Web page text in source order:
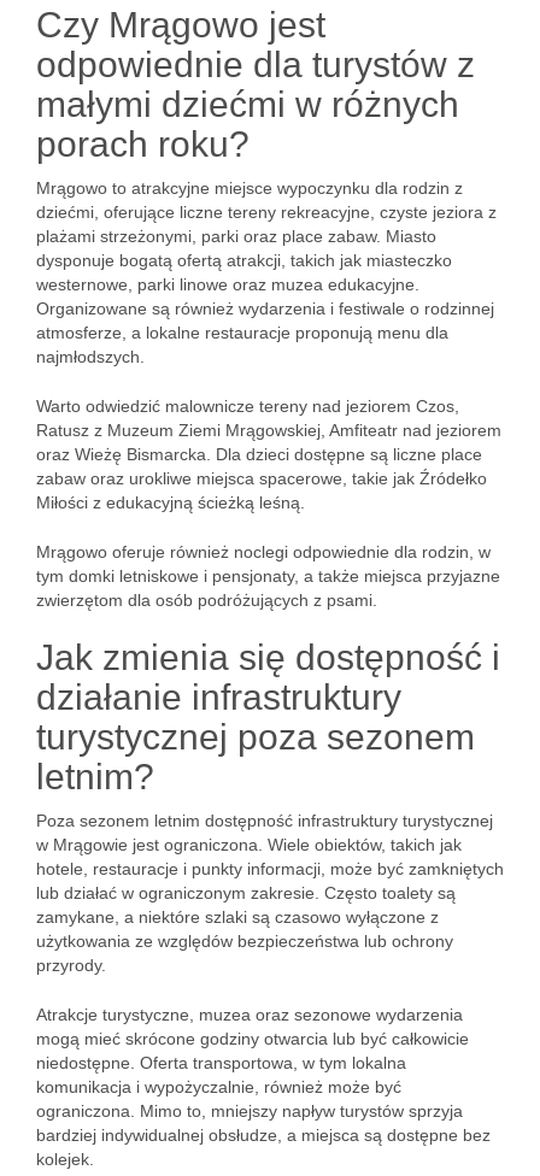
Czy Mrągowo jest
odpowiednie dla turystów z
małymi dziećmi w różnych
porach roku?
Mrągowo to atrakcyjne miejsce wypoczynku dla rodzin z
dziećmi, oferujące liczne tereny rekreacyjne, czyste jeziora z
plażami strzeżonymi, parki oraz place zabaw. Miasto
dysponuje bogatą ofertą atrakcji, takich jak miasteczko
westernowe, parki linowe oraz muzea edukacyjne.
Organizowane są również wydarzenia i festiwale o rodzinnej
atmosferze, a lokalne restauracje proponują menu dla
najmłodszych.
Warto odwiedzić malownicze tereny nad jeziorem Czos,
Ratusz z Muzeum Ziemi Mrągowskiej, Amfiteatr nad jeziorem
oraz Wieżę Bismarcka. Dla dzieci dostępne są liczne place
zabaw oraz urokliwe miejsca spacerowe, takie jak Źródełko
Miłości z edukacyjną ścieżką leśną.
Mrągowo oferuje również noclegi odpowiednie dla rodzin, w
tym domki letniskowe i pensjonaty, a także miejsca przyjazne
zwierzętom dla osób podróżujących z psami.
Jak zmienia się dostępność i
działanie infrastruktury
turystycznej poza sezonem
letnim?
Poza sezonem letnim dostępność infrastruktury turystycznej
w Mrągowie jest ograniczona. Wiele obiektów, takich jak
hotele, restauracje i punkty informacji, może być zamkniętych
lub działać w ograniczonym zakresie. Często toalety są
zamykane, a niektóre szlaki są czasowo wyłączone z
użytkowania ze względów bezpieczeństwa lub ochrony
przyrody.
Atrakcje turystyczne, muzea oraz sezonowe wydarzenia
mogą mieć skrócone godziny otwarcia lub być całkowicie
niedostępne. Oferta transportowa, w tym lokalna
komunikacja i wypożyczalnie, również może być
ograniczona. Mimo to, mniejszy napływ turystów sprzyja
bardziej indywidualnej obsłudze, a miejsca są dostępne bez
kolejek.